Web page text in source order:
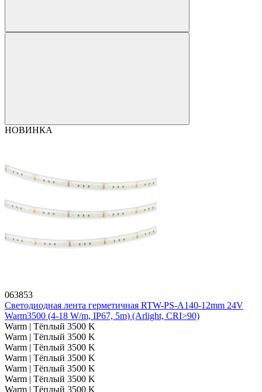
НОВИНКА
063853
Светодиодная лента герметичная RTW-PS-A140-12mm 24V
Warm3500 (4-18 W/m, IP67, 5m) (Arlight, CRI>90)
Warm | Тёплый 3500 K
Warm | Тёплый 3500 K
Warm | Тёплый 3500 K
Warm | Тёплый 3500 K
Warm | Тёплый 3500 K
Warm | Тёплый 3500 K
Warm | Тёплый 3500 K